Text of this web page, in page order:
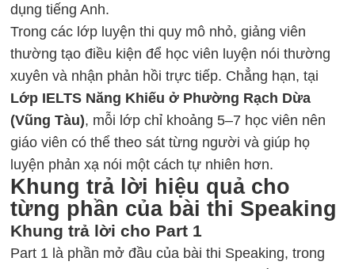
dụng tiếng Anh.
Trong các lớp luyện thi quy mô nhỏ, giảng viên
thường tạo điều kiện để học viên luyện nói thường
xuyên và nhận phản hồi trực tiếp. Chẳng hạn, tại
Lớp IELTS Năng Khiếu ở Phường Rạch Dừa
(Vũng Tàu), mỗi lớp chỉ khoảng 5–7 học viên nên
giáo viên có thể theo sát từng người và giúp họ
luyện phản xạ nói một cách tự nhiên hơn.
Khung trả lời hiệu quả cho
từng phần của bài thi Speaking
Khung trả lời cho Part 1
Part 1 là phần mở đầu của bài thi Speaking, trong